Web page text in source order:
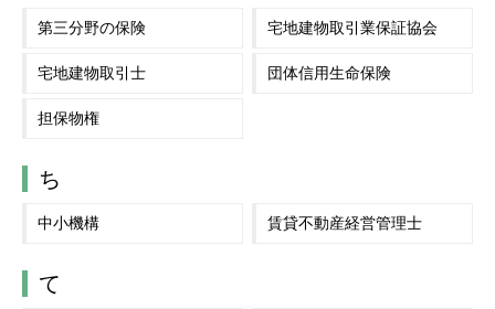
第三分野の保険 宅地建物取引業保証協会
宅地建物取引士 団体信用生命保険
担保物権
ち
中小機構 賃貸不動産経営管理士
て